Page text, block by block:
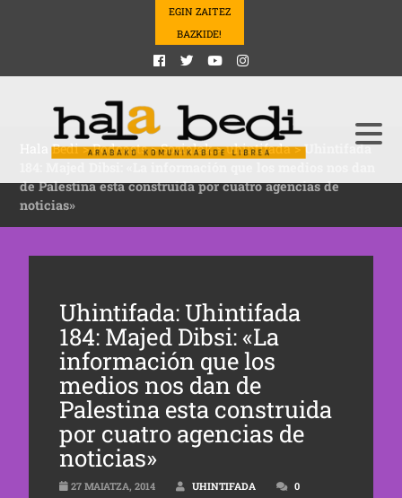
EGIN ZAITEZ
BAZKIDE!
Hala Bedi>Podcasts>Sozialak>uhintifada>Uhintifada
de Palestina esta construida por cuatro agencias de
noticias»
Uhintifada: Uhintifada
184: Majed Dibsi: «La
información que los
medios nos dan de
Palestina esta construida
por cuatro agencias de
noticias»
27 MAIATZA, 2014 UHINTIFADA 0